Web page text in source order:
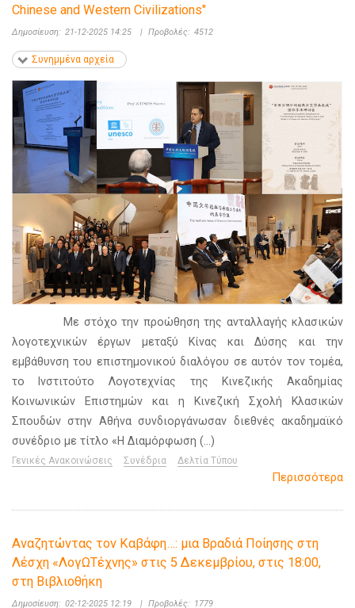
Chinese and Western Civilizations"
Δημοσίευση: 21-12-2025 14:25 | Προβολές: 4512
Συνημμένα αρχεία
Με στόχο την προώθηση της ανταλλαγής κλασικών
λογοτεχνικών έργων μεταξύ Κίνας και Δύσης και την
εμβάθυνση του επιστημονικού διαλόγου σε αυτόν τον τομέα,
το Ινστιτούτο Λογοτεχνίας της Κινεζικής Ακαδημίας
Κοινωνικών Επιστημών και η Κινεζική Σχολή Κλασικών
Σπουδών στην Αθήνα συνδιοργάνωσαν διεθνές ακαδημαϊκό
συνέδριο με τίτλο «Η Διαμόρφωση (...)
Γενικές Ανακοινώσεις Συνέδρια Δελτία Τύπου
Περισσότερα
Αναζητώντας τον Καβάφη…: μια Βραδιά Ποίησης στη
Λέσχη «ΛογΩΤέχνης» στις 5 Δεκεμβρίου, στις 18:00,
στη Βιβλιοθήκη
Δημοσίευση: 02-12-2025 12:19 | Προβολές: 1779